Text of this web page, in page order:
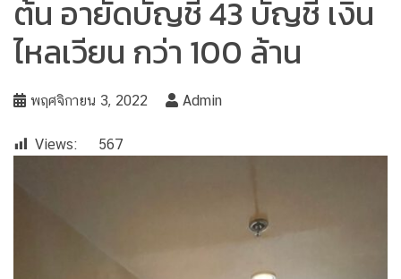
ต้น อายัดบัญชี 43 บัญชี เงิน
ไหลเวียน กว่า 100 ล้าน
พฤศจิกายน 3, 2022 Admin
Views: 567